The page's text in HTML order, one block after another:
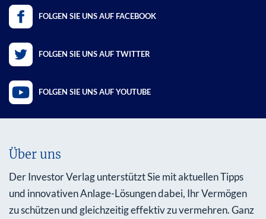
FOLGEN SIE UNS AUF FACEBOOK
FOLGEN SIE UNS AUF TWITTER
FOLGEN SIE UNS AUF YOUTUBE
Über uns
Der Investor Verlag unterstützt Sie mit aktuellen Tipps
und innovativen Anlage-Lösungen dabei, Ihr Vermögen
zu schützen und gleichzeitig effektiv zu vermehren. Ganz